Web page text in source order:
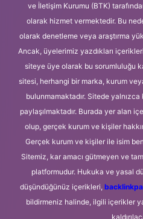
ve İletişim Kurumu (BTK)
olarak hizmet vermektedir. Bu
olarak denetleme veya araştırma
Ancak, üyelerimiz yazdıkları
siteye üye olarak bu sorumluluğu
sitesi, herhangi bir marka, kurum
bulunmamaktadır. Sitede yalnızca
paylaşılmaktadır. Burada yer alan
olup, gerçek kurum ve kişiler
Gerçek kurum ve kişiler ile isim
Sitemiz, kar amacı gütmeyen ve
platformudur. Hukuka ve yasal
düşündüğünüz içerikleri,
bildirmeniz halinde, ilgili içerikler